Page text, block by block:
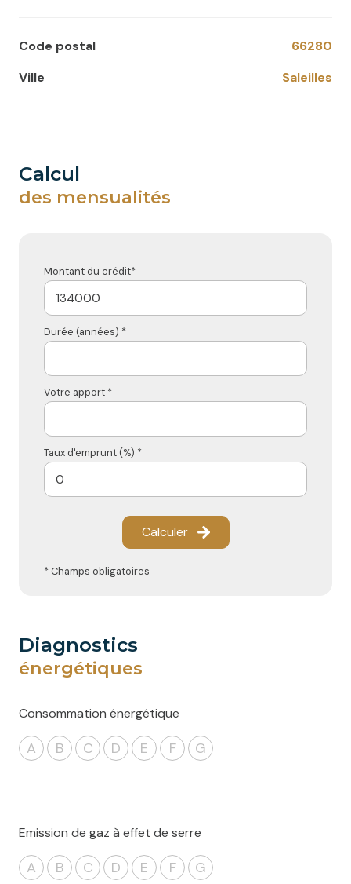
Code postal
66280
Ville
Saleilles
calcul
des mensualités
Montant du crédit*
Durée (années) *
Votre apport *
Taux d'emprunt (%) *
Calculer
* Champs obligatoires
diagnostics
énergétiques
Consommation énergétique
A B C D E F G
Emission de gaz à effet de serre
A B C D E F G